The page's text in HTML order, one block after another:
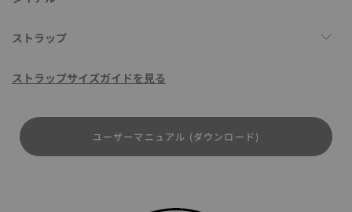
ストラップ
ストラップサイズガイドを見る
ユーザーマニュアル (ダウンロード)